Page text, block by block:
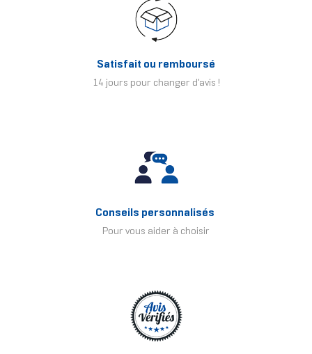
Satisfait ou remboursé
14 jours pour changer d'avis !
Conseils personnalisés
Pour vous aider à choisir